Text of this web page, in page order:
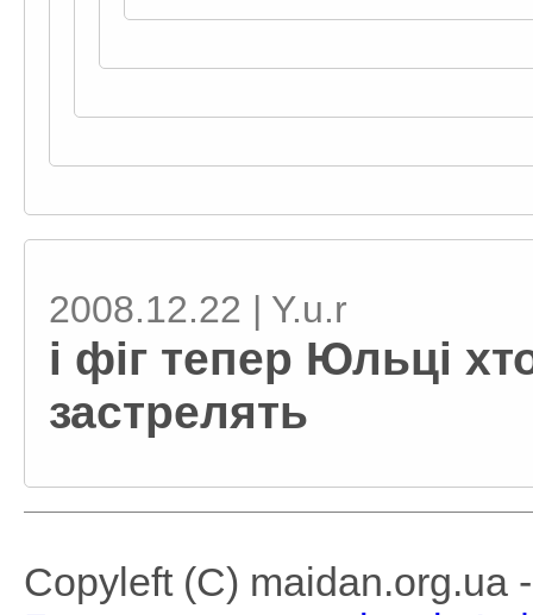
2008.12.22 | Y.u.r
і фіг тепер Юльці
застрелять
Copyleft (C) maidan.org.ua